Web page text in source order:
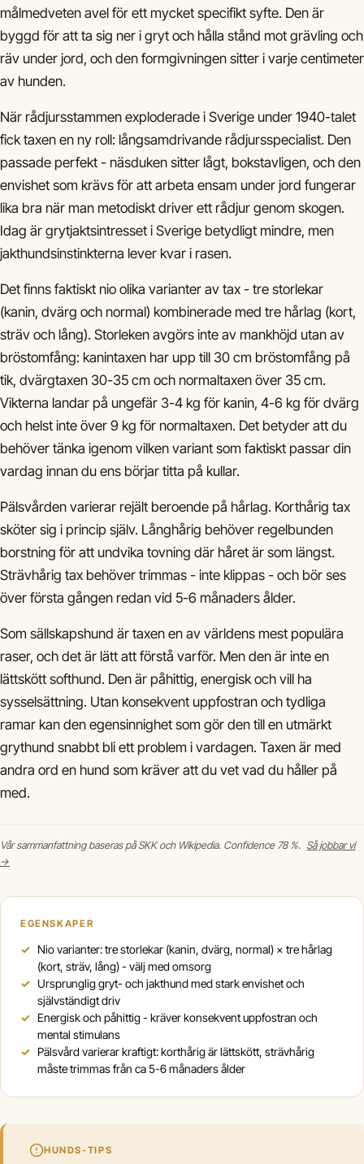
målmedveten avel för ett mycket specifikt syfte. Den är
byggd för att ta sig ner i gryt och hålla stånd mot grävling och
räv under jord, och den formgivningen sitter i varje centimeter
av hunden.
När rådjursstammen exploderade i Sverige under 1940-talet
fick taxen en ny roll: långsamdrivande rådjursspecialist. Den
passade perfekt - näsduken sitter lågt, bokstavligen, och den
envishet som krävs för att arbeta ensam under jord fungerar
lika bra när man metodiskt driver ett rådjur genom skogen.
Idag är grytjaktsintresset i Sverige betydligt mindre, men
jakthundsinstinkterna lever kvar i rasen.
Det finns faktiskt nio olika varianter av tax - tre storlekar
(kanin, dvärg och normal) kombinerade med tre hårlag (kort,
sträv och lång). Storleken avgörs inte av mankhöjd utan av
bröstomfång: kanintaxen har upp till 30 cm bröstomfång på
tik, dvärgtaxen 30-35 cm och normaltaxen över 35 cm.
Vikterna landar på ungefär 3-4 kg för kanin, 4-6 kg för dvärg
och helst inte över 9 kg för normaltaxen. Det betyder att du
behöver tänka igenom vilken variant som faktiskt passar din
vardag innan du ens börjar titta på kullar.
Pälsvården varierar rejält beroende på hårlag. Korthårig tax
sköter sig i princip själv. Långhårig behöver regelbunden
borstning för att undvika tovning där håret är som längst.
Strävhårig tax behöver trimmas - inte klippas - och bör ses
över första gången redan vid 5-6 månaders ålder.
Som sällskapshund är taxen en av världens mest populära
raser, och det är lätt att förstå varför. Men den är inte en
lättskött softhund. Den är påhittig, energisk och vill ha
sysselsättning. Utan konsekvent uppfostran och tydliga
ramar kan den egensinnighet som gör den till en utmärkt
grythund snabbt bli ett problem i vardagen. Taxen är med
andra ord en hund som kräver att du vet vad du håller på
med.
Vår sammanfattning baseras på SKK och Wikipedia. Confidence 78 %. Så jobbar vi
→
EGENSKAPER
Nio varianter: tre storlekar (kanin, dvärg, normal) × tre hårlag
(kort, sträv, lång) - välj med omsorg
Ursprunglig gryt- och jakthund med stark envishet och
självständigt driv
Energisk och påhittig - kräver konsekvent uppfostran och
mental stimulans
Pälsvård varierar kraftigt: korthårig är lättskött, strävhårig
måste trimmas från ca 5-6 månaders ålder
HUNDS-TIPS